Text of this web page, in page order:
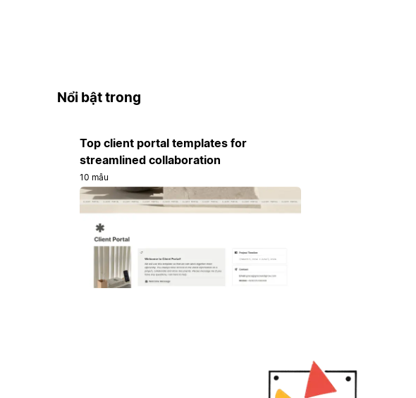
Nổi bật trong
Top client portal templates for
streamlined collaboration
10 mẫu